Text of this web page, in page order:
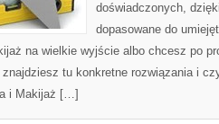
doświadczonych,
dopasowane do
na wielkie wyjście albo chcesz po
tu konkretne rozwiązania i
i Makijaż […]